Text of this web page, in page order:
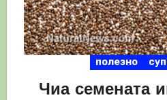
полезно
Чиа семената